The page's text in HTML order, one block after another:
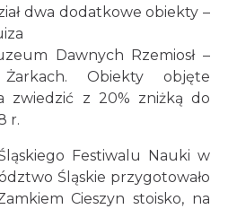
dwa dodatkowe obiekty –
Dawnych Rzemiosł –
Obiekty objęte
zwiedzić z 20% zniżką do
r.
Festiwalu Nauki w
Śląskie przygotowało
Cieszyn stoisko, na